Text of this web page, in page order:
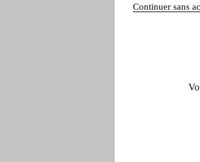
Continuer sans